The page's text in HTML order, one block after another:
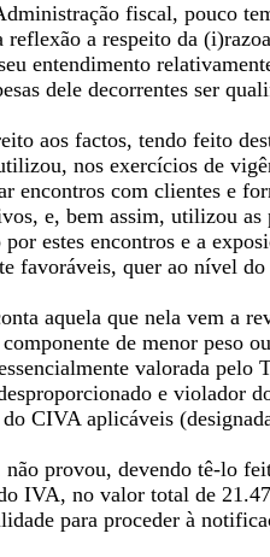
fiscal, pouco
a respeito da
entendimento
dele decorrentes ser
aos factos, tendo feito
nos exercícios de
encontros com clientes e
e, bem assim, utilizou
estes encontros e a
favoráveis, quer ao nível
aquela que nela vem a
de menor peso
valorada pelo
e violador
CIVA aplicáveis
provou, devendo tê-lo
IVA, no valor total de
para proceder à